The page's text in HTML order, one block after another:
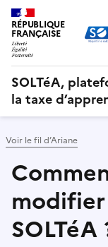
RÉPUBLIQUE
FRANÇAISE
SOLTéA,
la taxe
Voir le fil d’Ariane
modifier
SOLTéA